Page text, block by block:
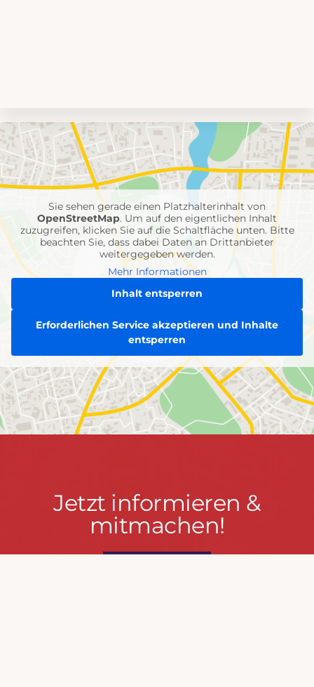
Umgebungskarte
mit
Feuerwehr-
Einheiten
Sie sehen gerade einen Platzhalterinhalt von
OpenStreetMap. Um auf den eigentlichen Inhalt
zuzugreifen, klicken Sie auf die Schaltfläche unten. Bitte
beachten Sie, dass dabei Daten an Drittanbieter
weitergegeben werden.
Mehr Informationen
Inhalt entsperren
Erforderlichen Service akzeptieren und Inhalte
entsperren
Jetzt
informieren
&
Jetzt informieren &
mitmachen!